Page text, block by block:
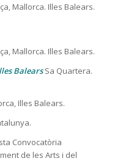
Mallorca. Illes Balears.
Mallorca. Illes Balears.
Balears Sa Quartera.
Illes Balears.
Convocatòria
de les Arts i del